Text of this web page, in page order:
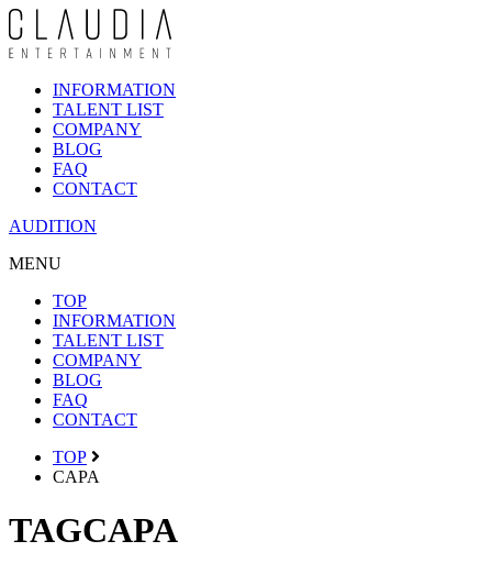
INFORMATION
TALENT LIST
COMPANY
BLOG
FAQ
CONTACT
AUDITION
MENU
TOP
INFORMATION
TALENT LIST
COMPANY
BLOG
FAQ
CONTACT
TOP
CAPA
TAGCAPA